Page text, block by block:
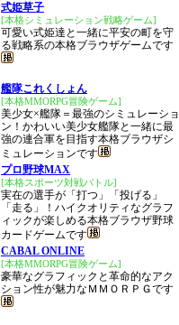
式姫草子
[本格シミュレーション戦略ゲーム]
可愛い式姫達と一緒に平安の町を守
る戦略系の本格ブラウザゲームです
艦隊これくしょん
[本格MMORPG冒険ゲーム]
美少女×艦隊＝最強のシミュレーショ
ン！かわいい美少女艦隊と一緒に最
強の連合軍を目指す本格ブラウザシ
ミュレーションです
プロ野球MAX
[本格スポーツ対戦バトル]
実在の選手が「打つ」「投げる」
「走る」！ハイクオリティなグラフ
ィックが楽しめる本格ブラウザ野球
カードゲームです
CABAL ONLINE
[本格MMORPG冒険ゲーム]
豪華なグラフィックと革命的なアク
ション性が魅力なＭＭＯＲＰＧです